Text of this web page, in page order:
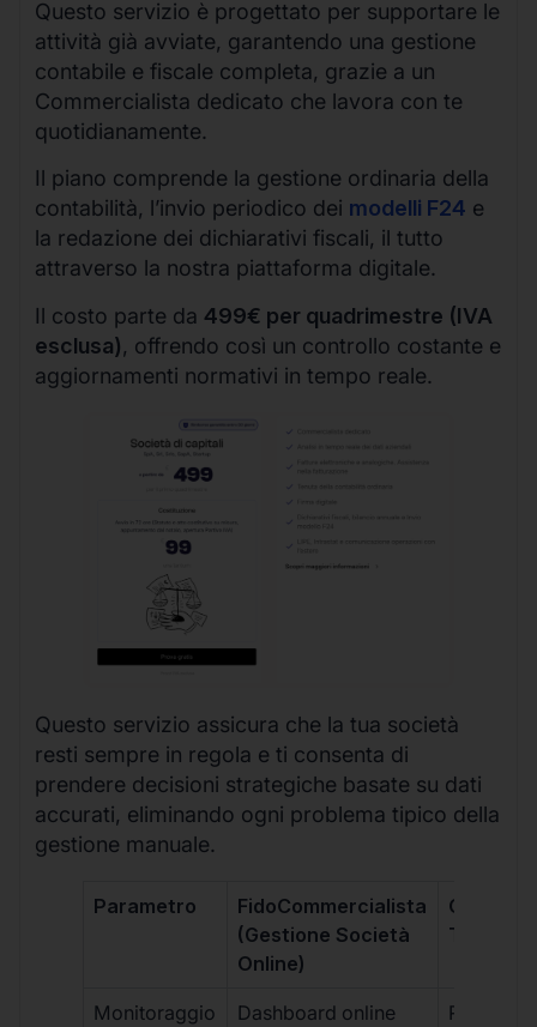
Questo servizio è progettato per supportare le
attività già avviate, garantendo una gestione
contabile e fiscale completa, grazie a un
Commercialista dedicato che lavora con te
quotidianamente.
Il piano comprende la gestione ordinaria della
contabilità, l’invio periodico dei modelli F24 e
la redazione dei dichiarativi fiscali, il tutto
attraverso la nostra piattaforma digitale.
Il costo parte da 499€ per quadrimestre (IVA
esclusa), offrendo così un controllo costante e
aggiornamenti normativi in tempo reale.
Questo servizio assicura che la tua società
resti sempre in regola e ti consenta di
prendere decisioni strategiche basate su dati
accurati, eliminando ogni problema tipico della
gestione manuale.
Parametro
FidoCommercialista
(Gestione Società
Online)
Monitoraggio
Dashboard online
Report